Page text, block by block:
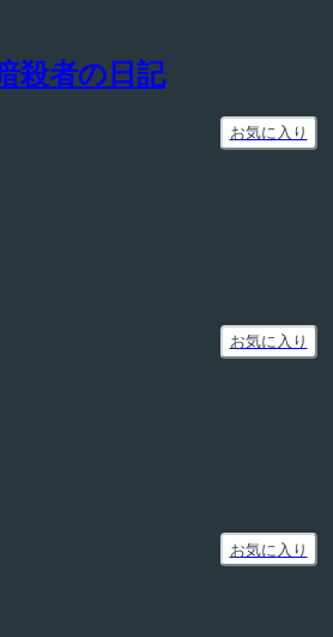
殺者の日記
お気に入り
お気に入り
お気に入り